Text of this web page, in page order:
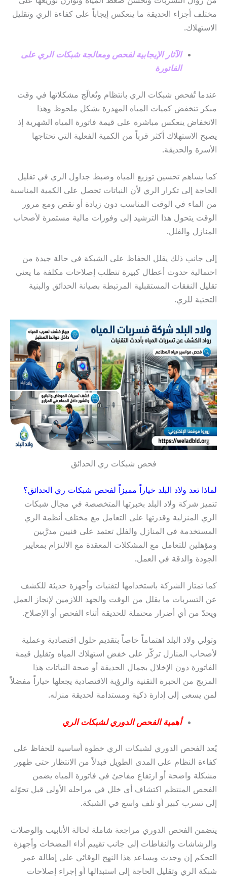
مختلف أجزاء الحديقة ما ينعكس إيجاباً على كفاءة الري وتقليل
الاستهلاك.
الآثار الإيجابية لفحص ومعالجة شبكات الري على
الفاتورة
عندما تُفحص شبكات الري بانتظام وتُعالَج مشكلاتها في وقت
مبكر تنخفض كميات المياه المهدرة بشكل ملحوظ وهذا
الانخفاض ينعكس مباشرة على قيمة فاتورة المياه الشهرية إذ
يصبح الاستهلاك أكثر قرباً من الكمية الفعلية التي تحتاجها
الأسرة والحديقة.
كما يساهم تحسين توزيع المياه وضبط جداول الري في تقليل
الحاجة إلى تكرار الري لأن النباتات تحصل على الكمية المناسبة
من الماء في الوقت المناسب دون زيادة أو نقص ومع مرور
الوقت يتحول هذا الترشيد إلى وفورات مالية مستمرة لأصحاب
المنازل والفلل.
إلى جانب ذلك يقلل الحفاظ على الشبكة في حالة جيدة من
احتمالية حدوث أعطال كبيرة تتطلب إصلاحات مكلفة ما يعني
تقليل النفقات المستقبلية المرتبطة بصيانة الحدائق والبنية
التحتية للري.
فحص شبكات ري الحدائق
لماذا تعد ولاد البلد خياراً مميزاً لفحص شبكات ري الحدائق؟
تتميز شركة ولاد البلد بخبرتها المتخصصة في مجال شبكات
الري المنزلية وقدرتها على التعامل مع مختلف أنظمة الري
المستخدمة في المنازل والفلل تعتمد على فنيين مدرَّبين
ومؤهلين للتعامل مع المشكلات المعقدة مع الالتزام بمعايير
الجودة والدقة في العمل.
كما تمتاز الشركة باستخدامها لتقنيات وأجهزة حديثة للكشف
عن التسربات ما يقلل من الوقت والجهد اللازمين لإنجاز العمل
ويحدّ من أي أضرار محتملة للحديقة أثناء الفحص أو الإصلاح.
وتولي ولاد البلد اهتماماً خاصاً بتقديم حلول اقتصادية وعملية
لأصحاب المنازل تركّز على خفض استهلاك المياه وتقليل قيمة
الفاتورة دون الإخلال بجمال الحديقة أو صحة النباتات هذا
المزيج من الخبرة التقنية والرؤية الاقتصادية يجعلها خياراً مفضلاً
لمن يسعى إلى إدارة ذكية ومستدامة لحديقة منزله.
أهمية الفحص الدوري لشبكات الري
يُعد الفحص الدوري لشبكات الري خطوة أساسية للحفاظ على
كفاءة النظام على المدى الطويل فبدلاً من الانتظار حتى ظهور
مشكلة واضحة أو ارتفاع مفاجئ في فاتورة المياه يضمن
الفحص المنتظم اكتشاف أي خلل في مراحله الأولى قبل تحوّله
إلى تسرب كبير أو تلف واسع في الشبكة.
يتضمن الفحص الدوري مراجعة شاملة لحالة الأنابيب والوصلات
والرشاشات والنقاطات إلى جانب تقييم أداء المضخات وأجهزة
التحكم إن وجدت ويساعد هذا النهج الوقائي على إطالة عمر
شبكة الري وتقليل الحاجة إلى استبدالها أو إجراء إصلاحات